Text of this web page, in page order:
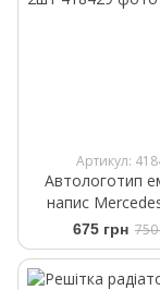
Артикул:
Автологотип
напис
4Matic Black Red
2шт
675 грн